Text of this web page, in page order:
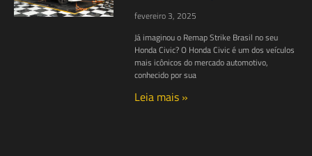
fevereiro 3, 2025
Já imaginou o Remap Strike Brasil no seu
Honda Civic? O Honda Civic é um dos veículos
mais icônicos do mercado automotivo,
conhecido por sua
Leia mais »